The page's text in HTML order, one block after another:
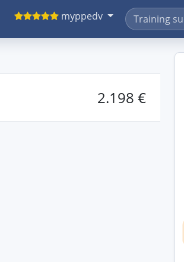
myppedv
2.198 €